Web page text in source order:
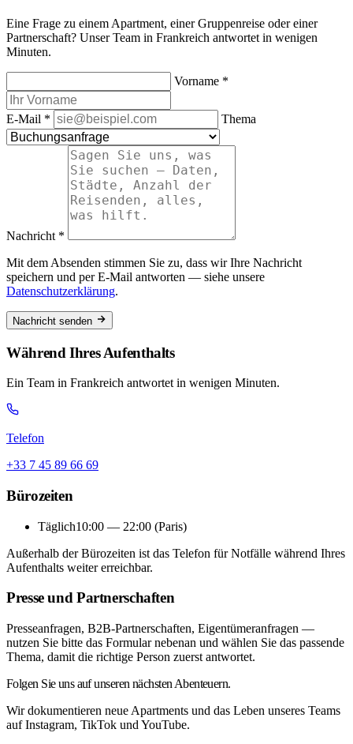
Eine Frage zu einem Apartment, einer Gruppenreise oder einer
Partnerschaft? Unser Team in Frankreich antwortet in wenigen
Minuten.
Vorname *
E-Mail * Thema
Nachricht *
Mit dem Absenden stimmen Sie zu, dass wir Ihre Nachricht
speichern und per E-Mail antworten — siehe unsere
Datenschutzerklärung.
Nachricht senden
Während Ihres Aufenthalts
Ein Team in Frankreich antwortet in wenigen Minuten.
Telefon
+33 7 45 89 66 69
Bürozeiten
Täglich10:00 — 22:00 (Paris)
Außerhalb der Bürozeiten ist das Telefon für Notfälle während Ihres
Aufenthalts weiter erreichbar.
Presse und Partnerschaften
Presseanfragen, B2B-Partnerschaften, Eigentümeranfragen —
nutzen Sie bitte das Formular nebenan und wählen Sie das passende
Thema, damit die richtige Person zuerst antwortet.
Folgen Sie uns auf unseren nächsten Abenteuern.
Wir dokumentieren neue Apartments und das Leben unseres Teams
auf Instagram, TikTok und YouTube.